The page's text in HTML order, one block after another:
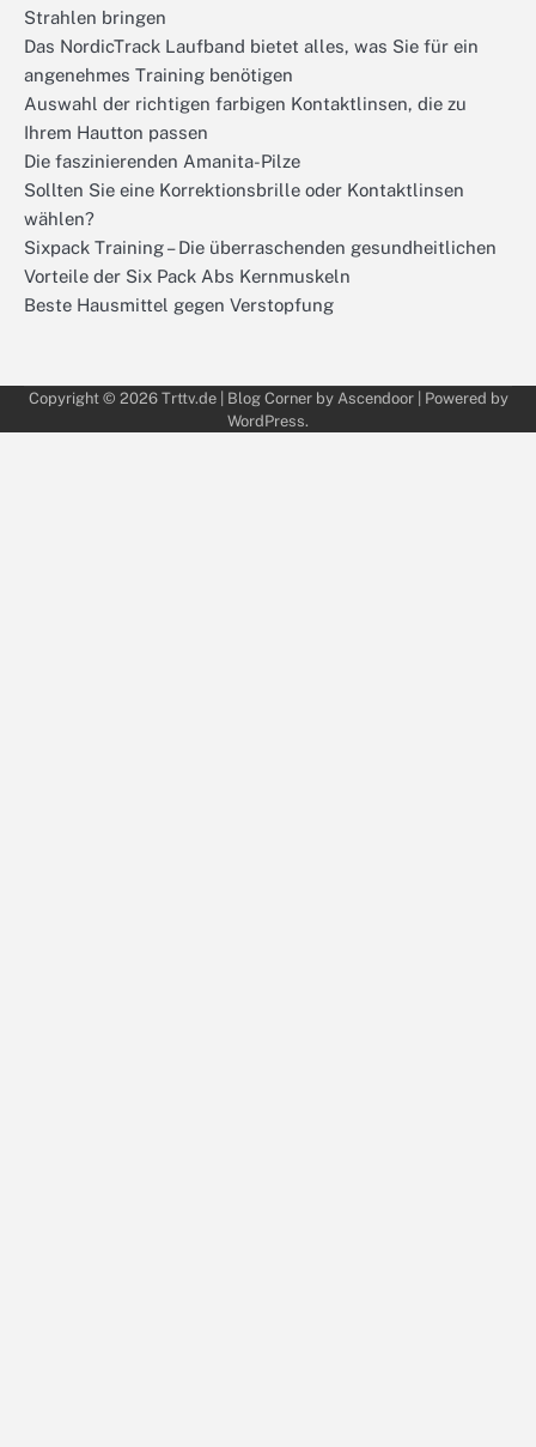
Strahlen bringen
Das NordicTrack Laufband bietet alles, was Sie für ein
angenehmes Training benötigen
Auswahl der richtigen farbigen Kontaktlinsen, die zu
Ihrem Hautton passen
Die faszinierenden Amanita-Pilze
Sollten Sie eine Korrektionsbrille oder Kontaktlinsen
wählen?
Sixpack Training – Die überraschenden gesundheitlichen
Vorteile der Six Pack Abs Kernmuskeln
Beste Hausmittel gegen Verstopfung
Copyright © 2026 Trttv.de| Blog Corner by Ascendoor| Powered by
WordPress.